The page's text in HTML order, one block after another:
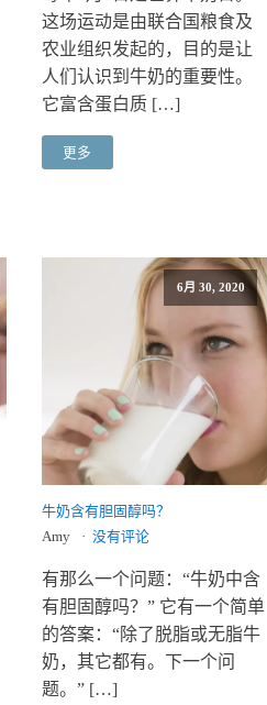
这场运动是由联合国粮食及
农业组织发起的，目的是让
人们认识到牛奶的重要性。
它富含蛋白质 […]
更多
6月 30, 2020
牛奶含有胆固醇吗？
Amy 没有评论
有那么一个问题：“牛奶中含
有胆固醇吗？” 它有一个简单
的答案：“除了脱脂或无脂牛
奶，其它都有。下一个问
题。” […]